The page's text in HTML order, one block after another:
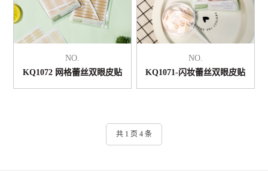
NO.
KQ1072 网格蕾丝双眼皮贴
NO.
KQ1071-闪妆蕾丝双眼皮贴
共 1 页 4 条